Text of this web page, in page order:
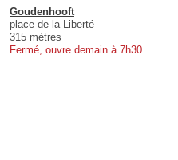
Goudenhooft
place de la Liberté
315 mètres
Fermé, ouvre demain à 7h30